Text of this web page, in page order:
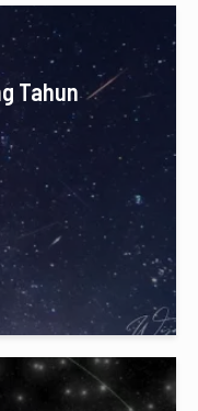
Tahun